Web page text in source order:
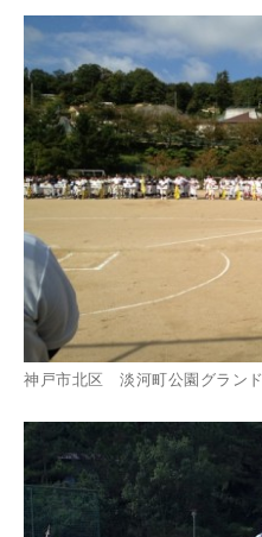
神戸市北区 淡河町公園グランド